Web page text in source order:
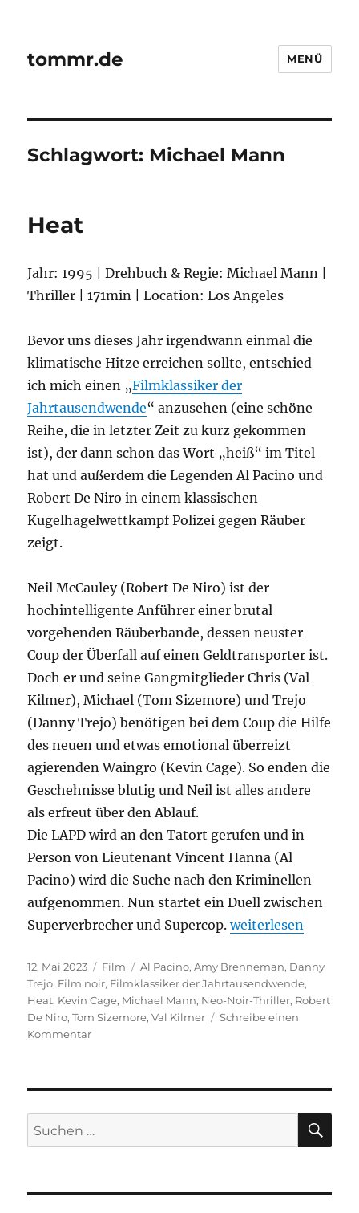
tommr.de MENÜ
Schlagwort: Michael Mann
Heat
Jahr: 1995 | Drehbuch & Regie: Michael Mann |
Thriller | 171min | Location: Los Angeles
Bevor uns dieses Jahr irgendwann einmal die
klimatische Hitze erreichen sollte, entschied
ich mich einen „Filmklassiker der
Jahrtausendwende“ anzusehen (eine schöne
Reihe, die in letzter Zeit zu kurz gekommen
ist), der dann schon das Wort „heiß“ im Titel
hat und außerdem die Legenden Al Pacino und
Robert De Niro in einem klassischen
Kugelhagelwettkampf Polizei gegen Räuber
zeigt.
Neil McCauley (Robert De Niro) ist der
hochintelligente Anführer einer brutal
vorgehenden Räuberbande, dessen neuster
Coup der Überfall auf einen Geldtransporter ist.
Doch er und seine Gangmitglieder Chris (Val
Kilmer), Michael (Tom Sizemore) und Trejo
(Danny Trejo) benötigen bei dem Coup die Hilfe
des neuen und etwas emotional überreizt
agierenden Waingro (Kevin Cage). So enden die
Geschehnisse blutig und Neil ist alles andere
als erfreut über den Ablauf.
Die LAPD wird an den Tatort gerufen und in
Person von Lieutenant Vincent Hanna (Al
Pacino) wird die Suche nach den Kriminellen
aufgenommen. Nun startet ein Duell zwischen
Superverbrecher und Supercop.„Heat“
weiterlesen
Veröffentlicht
am
12. Mai 2023 Kategorien
Film Schlagwörter
Al Pacino,Amy Brenneman, Danny
Trejo, Film noir, Filmklassiker der Jahrtausendwende,
Heat, Kevin Cage, Michael Mann, Neo-Noir-Thriller, Robert
De Niro,Tom Sizemore,Val Kilmer
Schreibe einen
Kommentarzu
Suchen
nach: